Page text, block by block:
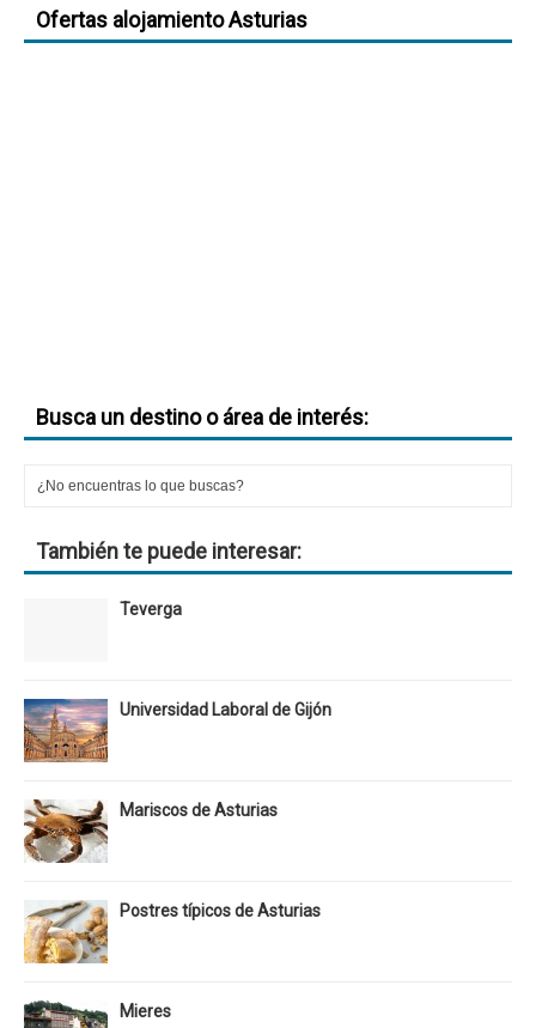
Ofertas alojamiento Asturias
Busca un destino o área de interés:
También te puede interesar:
Teverga
Universidad Laboral de Gijón
Mariscos de Asturias
Postres típicos de Asturias
Mieres